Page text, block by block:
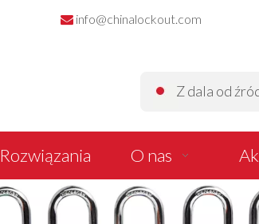
 info@chinalockout.com
Z dala od
Rozwiązania O nas